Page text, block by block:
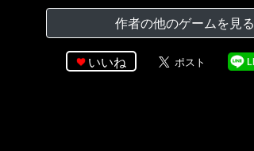
作者の他のゲームを見る
いいね